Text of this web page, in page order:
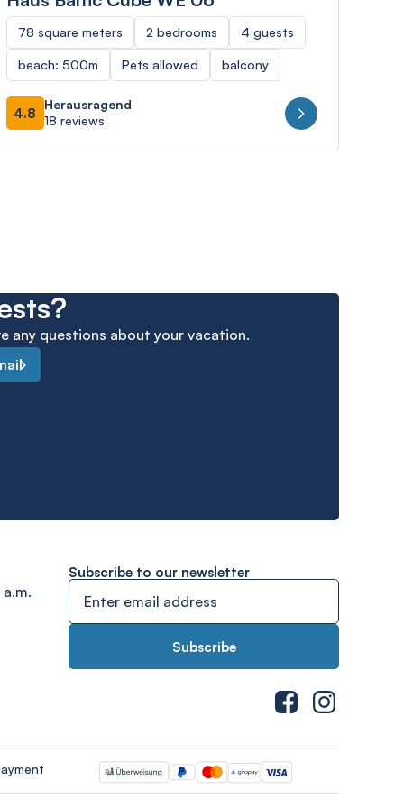
78 square meters 2 bedrooms 4 guests
beach: 500m Pets allowed balcony
4.8
Herausragend
18 reviews
any questions about your vacation.
Subscribe to our newsletter